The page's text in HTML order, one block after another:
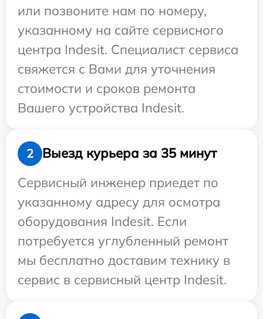
или позвоните нам по номеру,
указанному на сайте сервисного
центра Indesit. Специалист сервиса
свяжется с Вами для уточнения
стоимости и сроков ремонта
Вашего устройства Indesit.
2
Выезд курьера за 35 минут
Сервисный инженер приедет по
указанному адресу для осмотра
оборудования Indesit. Если
потребуется углубленный ремонт
мы бесплатно доставим технику в
сервис в сервисный центр Indesit.